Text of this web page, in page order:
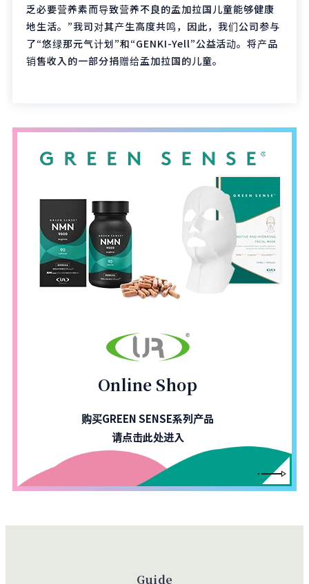
乏必要营养素而导致营养不良的孟加拉国儿童能够健康
地生活。”我司对其产生高度共鸣，因此，我们公司参与
了“悠绿那元气计划”和“GENKI-Yell”公益活动。将产品
销售收入的一部分捐赠给孟加拉国的儿童。
Online Shop
购买GREEN SENSE系列产品
请点击此处进入
Guide